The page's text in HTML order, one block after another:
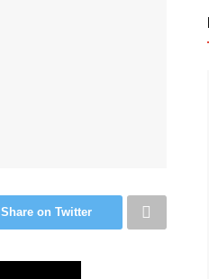
Share on Twitter